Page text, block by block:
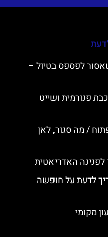
שאסור לפספס בטיול –
פנורמית ושייט
/ מה סגור, לאן
לפנינה האדריאטית
לדעת על חופשה
מקומי